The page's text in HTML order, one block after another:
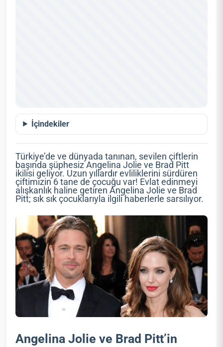
İçindekiler
Türkiye’de ve dünyada tanınan, sevilen çiftlerin
başında şüphesiz Angelina Jolie ve Brad Pitt
ikilisi geliyor. Uzun yıllardır evliliklerini sürdüren
çiftimizin 6 tane de çocuğu var! Evlat edinmeyi
alışkanlık haline getiren Angelina Jolie ve Brad
Pitt; sık sık çocuklarıyla ilgili haberlerle sarsılıyor.
Angelina Jolie ve Brad Pitt’in